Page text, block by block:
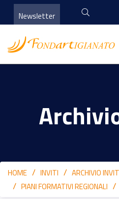
Newsletter
HOME INVITI ARCHIVIO
PIANI FORMATIVI REGIONALI